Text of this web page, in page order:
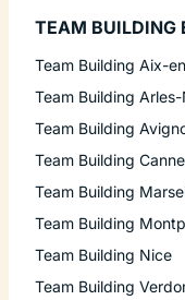
TEAM BUILDING
Team Building Aix-
Team Building
Team Building
Team Building
Team Building
Team Building
Team Building Nice
Team Building